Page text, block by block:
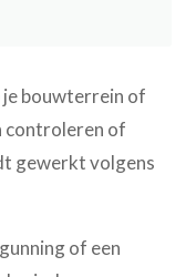
je bouwterrein of
controleren of
gewerkt volgens
of een